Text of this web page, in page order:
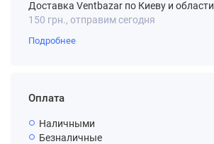
Доставка Ventbazar по Киеву и области
150 грн., отправим сегодня
Подробнее
Оплата
Наличными
Безналичные